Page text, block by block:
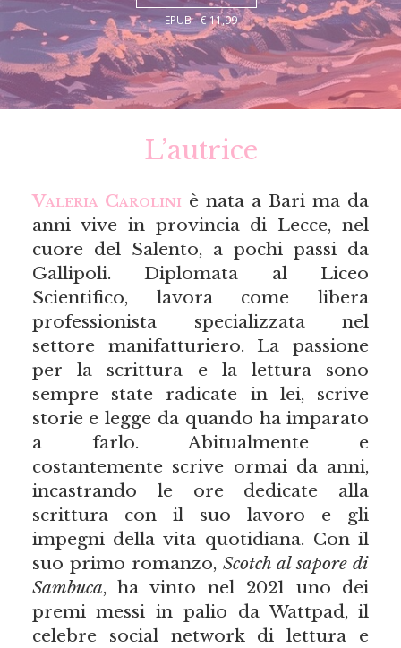
EPUB - € 11,99
L’autrice
Valeria Caroliniè nata a Bari ma da
anni vive in provincia di Lecce, nel
cuore del Salento, a pochi passi da
Gallipoli. Diplomata al Liceo
Scientifico, lavora come libera
professionista specializzata nel
settore manifatturiero. La passione
per la scrittura e la lettura sono
sempre state radicate in lei, scrive
storie e legge da quando ha imparato
a farlo. Abitualmente e
costantemente scrive ormai da anni,
incastrando le ore dedicate alla
scrittura con il suo lavoro e gli
impegni della vita quotidiana. Con il
suo primo romanzo, Scotch al sapore di
Sambuca, ha vinto nel 2021 uno dei
premi messi in palio da Wattpad, il
celebre social network di lettura e